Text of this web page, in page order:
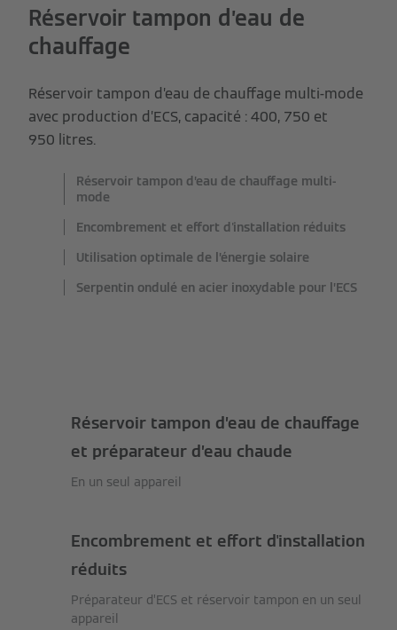
Réservoir tampon d’eau de
chauffage
Réservoir tampon d’eau de chauffage multi-mode
avec production d’ECS, capacité : 400, 750 et
950 litres.
Réservoir tampon d’eau de chauffage multi-
mode
Encombrement et effort d'installation réduits
Utilisation optimale de l’énergie solaire
Serpentin ondulé en acier inoxydable pour l’ECS
Réservoir tampon d’eau de chauffage
et préparateur d’eau chaude
En un seul appareil
Encombrement et effort d'installation
réduits
Préparateur d’ECS et réservoir tampon en un seul
appareil